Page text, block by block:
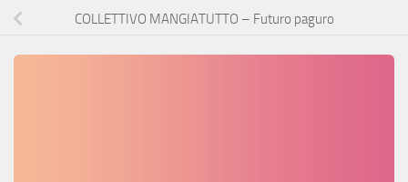
COLLETTIVO MANGIATUTTO – Futuro paguro